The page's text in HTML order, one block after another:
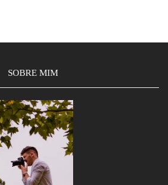
SOBRE MIM